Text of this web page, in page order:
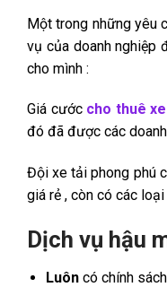
Một trong những yêu
vụ của doanh nghiệp
cho mình :
Giá cướccho thuê
đó đã được các
Đội xe tải phong phú
giá rẻ , còn có các
Dịch vụ hậu
Luôncó chính